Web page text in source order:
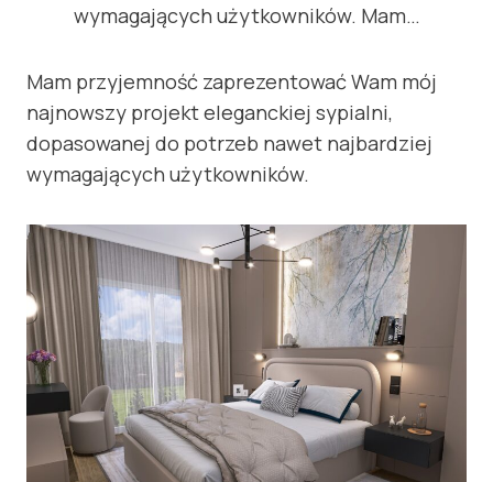
wymagających użytkowników. Mam…
Mam przyjemność zaprezentować Wam mój
najnowszy projekt eleganckiej sypialni,
dopasowanej do potrzeb nawet najbardziej
wymagających użytkowników.